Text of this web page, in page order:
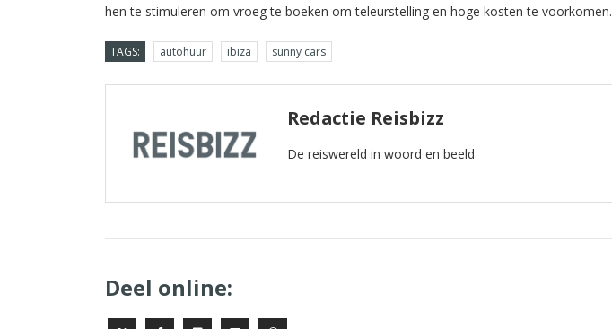
hen te stimuleren om vroeg te boeken om teleurstelling en hoge kosten te voorkomen.
TAGS: autohuur ibiza sunny cars
Redactie Reisbizz
De reiswereld in woord en beeld
Deel online: